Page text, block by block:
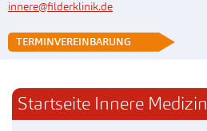
innere@filderklinik.de
TERMINVEREINBARUNG
Startseite Innere Medizin